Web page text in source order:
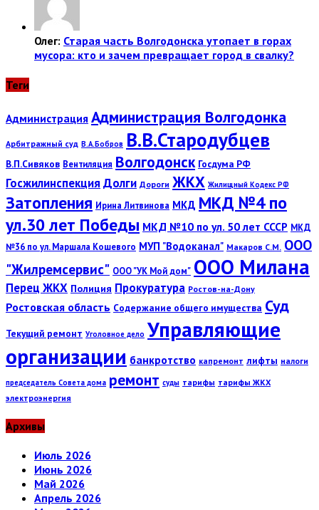
Олег: Старая часть Волгодонска утопает в горах
мусора: кто и зачем превращает город в свалку?
Теги
Администрация Администрация Волгодонка
Арбитражный суд В.А.Бобров В.В.Стародубцев
В.П.Сивяков Вентиляция Волгодонск Госдума РФ
Госжилинспекция Долги Дороги ЖКХ Жилищный Кодекс РФ
Затопления Ирина Литвинова МКД МКД №4 по
ул.30 лет Победы МКД №10 по ул. 50 лет СССР МКД
№36 по ул. Маршала Кошевого МУП "Водоканал" Макаров С.М. ООО
"Жилремсервис" ООО "УК Мой дом" ООО Милана
Перец ЖКХ Полиция Прокуратура Ростов-на-Дону
Ростовская область Содержание общего имущества Суд
Текущий ремонт Уголовное дело Управляющие
организации банкротство капремонт лифты налоги
председатель Совета дома ремонт суды тарифы тарифы ЖКХ
электроэнергия
Архивы
Июль 2026
Июнь 2026
Май 2026
Апрель 2026